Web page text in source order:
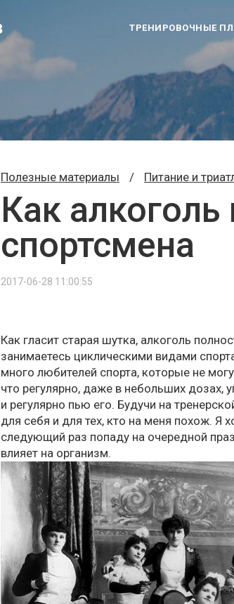
ТРЕНИРОВОЧНЫЕ
Полезные материалы / Питание и
Как
спортсмена
2017-06-28 11:00:55
Как гласит старая шутка, алкоголь
занимаетесь циклическими видами
много любителей спорта, которые не
что регулярно, даже в небольших
и регулярно пью его. Будучи на
для себя и для тех, кто на меня похож. Я
следующий раз попаду на очередной
влияет на организм.